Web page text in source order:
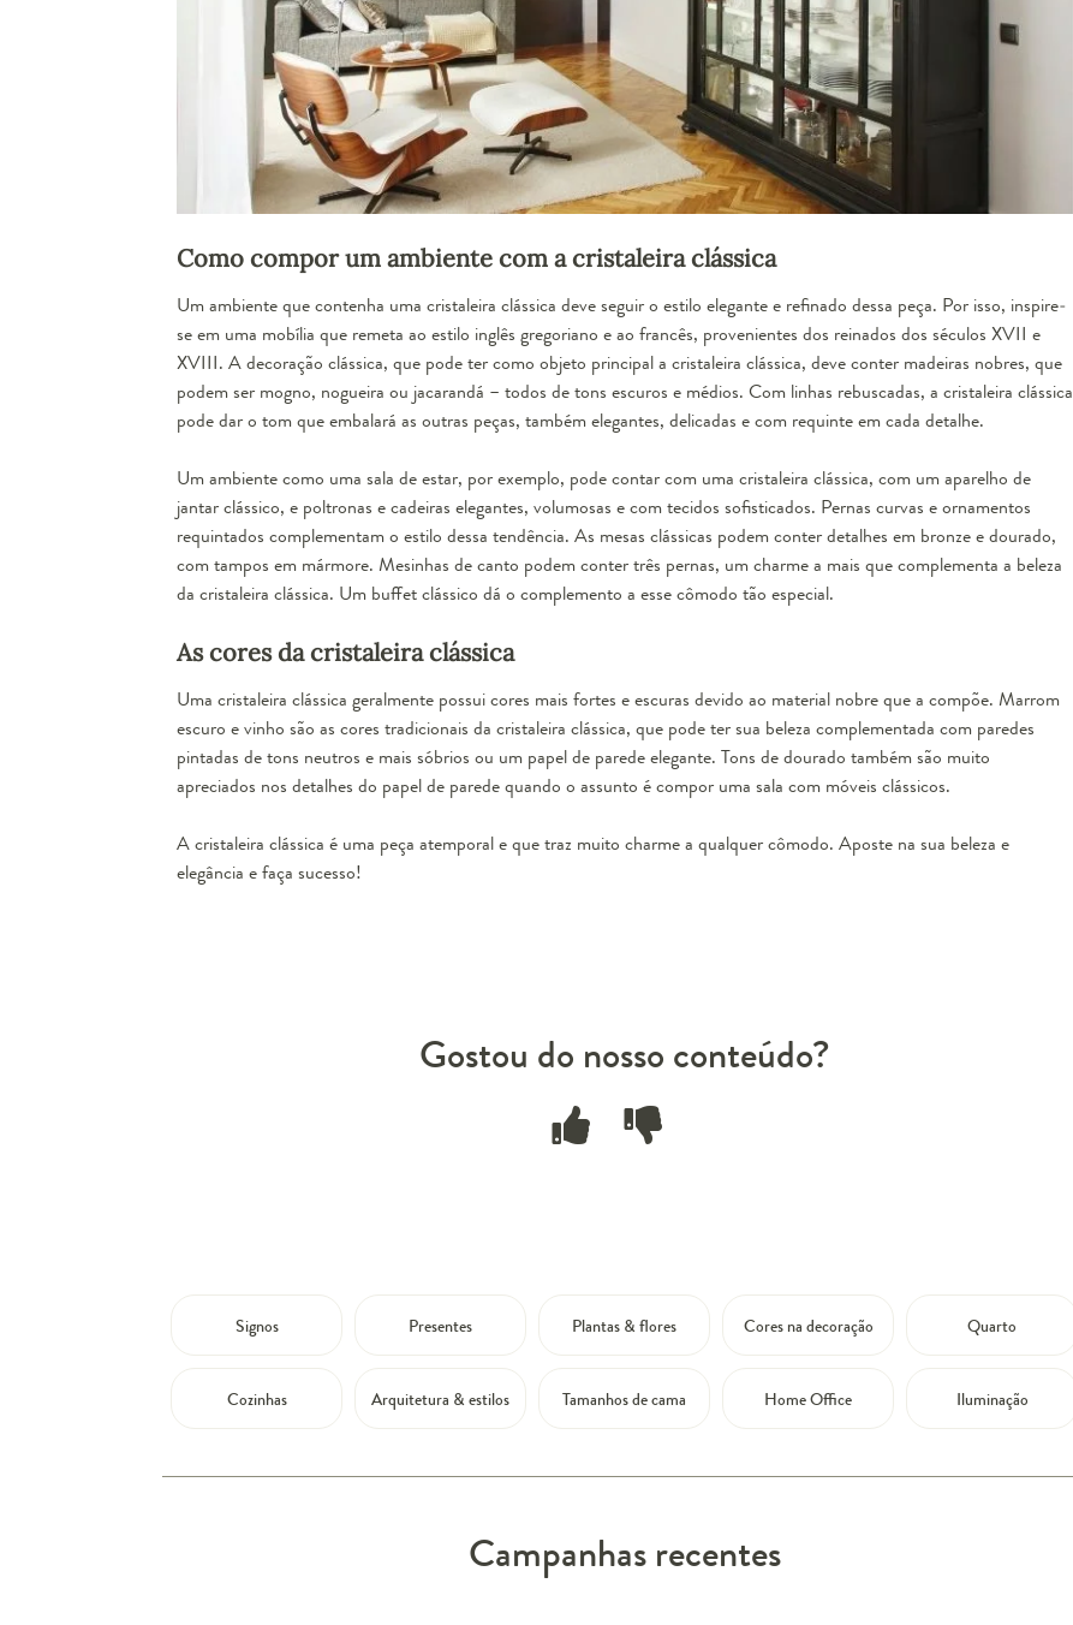
Como compor um ambiente com a cristaleira clássica
Um ambiente que contenha uma cristaleira clássica deve seguir o estilo elegante e refinado dessa peça. Por isso, inspire-
se em uma mobília que remeta ao estilo inglês gregoriano e ao francês, provenientes dos reinados dos séculos XVII e
XVIII. A decoração clássica, que pode ter como objeto principal a cristaleira clássica, deve conter madeiras nobres, que
podem ser mogno, nogueira ou jacarandá – todos de tons escuros e médios. Com linhas rebuscadas, a cristaleira clássica
pode dar o tom que embalará as outras peças, também elegantes, delicadas e com requinte em cada detalhe.
Um ambiente como uma sala de estar, por exemplo, pode contar com uma cristaleira clássica, com umaparelho de
jantar clássico, e poltronas e cadeiras elegantes, volumosas e com tecidos sofisticados. Pernas curvas e ornamentos
requintados complementam o estilo dessa tendência. As mesas clássicas podem conter detalhes em bronze e dourado,
com tampos em mármore. Mesinhas de canto podem conter três pernas, um charme a mais que complementa a beleza
da cristaleira clássica. Um buffet clássico dá o complemento a esse cômodo tão especial.
As cores da cristaleira clássica
Uma cristaleira clássica geralmente possui cores mais fortes e escuras devido ao material nobre que a compõe. Marrom
escuro e vinho são as cores tradicionais da cristaleira clássica, que pode ter sua beleza complementada com paredes
pintadas de tons neutros e mais sóbrios ou um papel de parede elegante. Tons de dourado também são muito
apreciados nos detalhes do papel de parede quando o assunto é compor uma sala com móveis clássicos.
A cristaleira clássica é uma peça atemporal e que traz muito charme a qualquer cômodo. Aposte na sua beleza e
elegância e faça sucesso!
Gostou do nosso conteúdo?
Signos Presentes Plantas & flores Cores na decoração Quarto
Cozinhas Arquitetura & estilos Tamanhos de cama Home Office Iluminação
Campanhas recentes